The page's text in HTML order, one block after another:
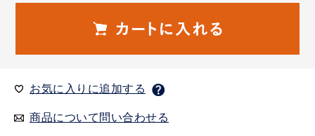
お気に入りに追加する
商品について問い合わせる